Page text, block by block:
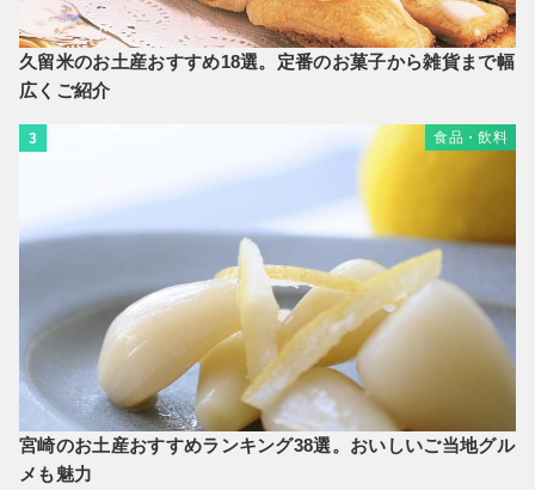
久留米のお土産おすすめ18選。定番のお菓子から雑貨まで幅
広くご紹介
3 食品・飲料
宮崎のお土産おすすめランキング38選。おいしいご当地グル
メも魅力